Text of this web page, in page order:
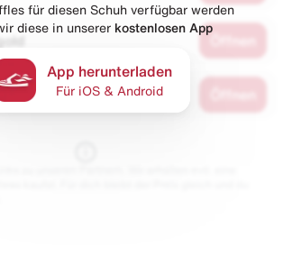
für diesen Schuh verfügbar werden
diese in unserer kostenlosen App
App herunterladen
Für iOS & Android